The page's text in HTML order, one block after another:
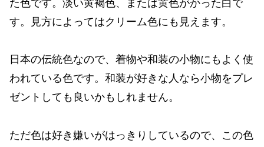
た色です。淡い黄褐色、または黄色がかった白で
す。見方によってはクリーム色にも見えます。
日本の伝統色なので、着物や和装の小物にもよく使
われている色です。和装が好きな人なら小物をプレ
ゼントしても良いかもしれません。
ただ色は好き嫌いがはっきりしているので、この色